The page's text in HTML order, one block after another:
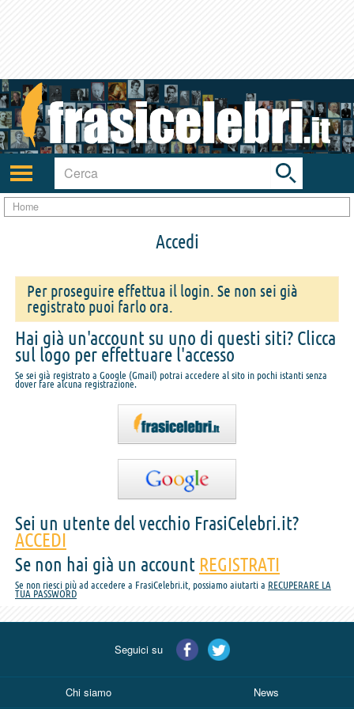
Attiva/disattiva
navigazione
Toggle
search
bar
Home
Accedi
Per proseguire effettua il login. Se non sei già
registrato puoi farlo ora.
Hai già un'account su uno di questi siti? Clicca
sul logo per effettuare l'accesso
Se sei già registrato a Google (Gmail) potrai accedere al sito in pochi istanti senza
dover fare alcuna registrazione.
Sei un utente del vecchio FrasiCelebri.it?
ACCEDI
Se non hai già un account REGISTRATI
Se non riesci più ad accedere a FrasiCelebri.it, possiamo aiutarti a RECUPERARE LA
TUA PASSWORD
Seguici su
Chi siamo News